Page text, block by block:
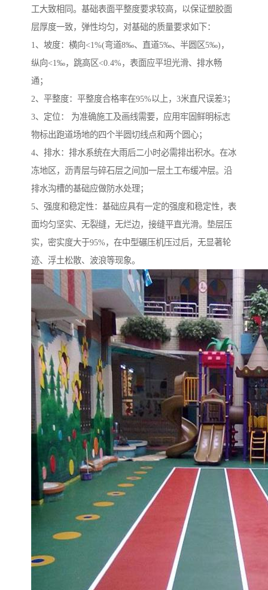
工大致相同。基础表面平整度要求较高，以保证塑胶面
层厚度一致，弹性均匀，对基础的质量要求如下：
1、坡度：横向<1%(弯道8‰、直道5‰、半圆区5‰)，
纵向<1‰，跳高区<0.4%，表面应平坦光滑、排水畅
通；
2、平整度：平整度合格率在95%以上，3米直尺误差3；
3、定位： 为准确施工及画线需要，应用牢固鲜明标志
物标出跑道场地的四个半圆切线点和两个圆心；
4、排水：排水系统在大雨后二小时必需排出积水。在冰
冻地区，沥青层与碎石层之间加一层土工布缓冲层。沿
排水沟槽的基础应做防水处理；
5、强度和稳定性：基础应具有一定的强度和稳定性，表
面均匀坚实、无裂缝，无烂边，接缝平直光滑。垫层压
实，密实度大于95%，在中型碾压机压过后，无显著轮
迹、浮土松散、波浪等现象。